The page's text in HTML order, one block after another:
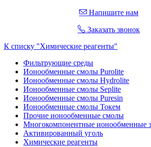
Напишите нам
Заказать звонок
К списку "Химические реагенты"
Фильтрующие среды
Ионообменные смолы Purolite
Ионообменные смолы Hydrolite
Ионообменные смолы Seplite
Ионообменные смолы Puresin
Ионообменные смолы Токем
Прочие ионообменные смолы
Многокомпонентные ионообменные
Активированный уголь
Химические реагенты